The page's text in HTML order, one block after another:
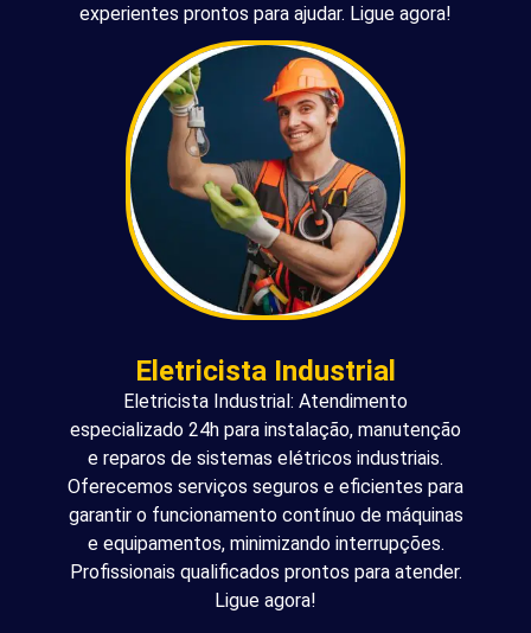
experientes prontos para ajudar. Ligue agora!
Eletricista Industrial
Eletricista Industrial: Atendimento
especializado 24h para instalação, manutenção
e reparos de sistemas elétricos industriais.
Oferecemos serviços seguros e eficientes para
garantir o funcionamento contínuo de máquinas
e equipamentos, minimizando interrupções.
Profissionais qualificados prontos para atender.
Ligue agora!